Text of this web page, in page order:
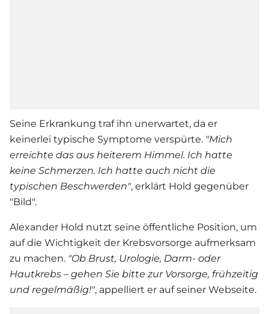
Seine Erkrankung traf ihn unerwartet, da er
keinerlei typische Symptome verspürte. "Mich
erreichte das aus heiterem Himmel. Ich hatte
keine Schmerzen. Ich hatte auch nicht die
typischen Beschwerden", erklärt Hold gegenüber
"Bild".
Alexander Hold nutzt seine öffentliche Position, um
auf die Wichtigkeit der Krebsvorsorge aufmerksam
zu machen. "Ob Brust, Urologie, Darm- oder
Hautkrebs – gehen Sie bitte zur Vorsorge, frühzeitig
und regelmäßig!", appelliert er auf seiner Webseite.